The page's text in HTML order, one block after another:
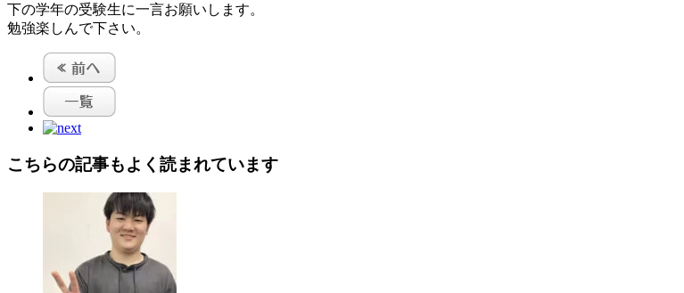
下の学年の受験生に一言お願いします。
勉強楽しんで下さい。
こちらの記事もよく読まれています